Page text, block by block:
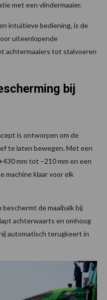
met een vlindermaaier.
intuïtieve bediening, is de
uiteenlopende
achtermaaiers tot stalvoeren
bij
is ontworpen om de
te laten bewegen. Met een
mm tot –210 mm en een
machine klaar voor elk
de maaibalk bij
achterwaarts en omhoog
automatisch terugkeert in